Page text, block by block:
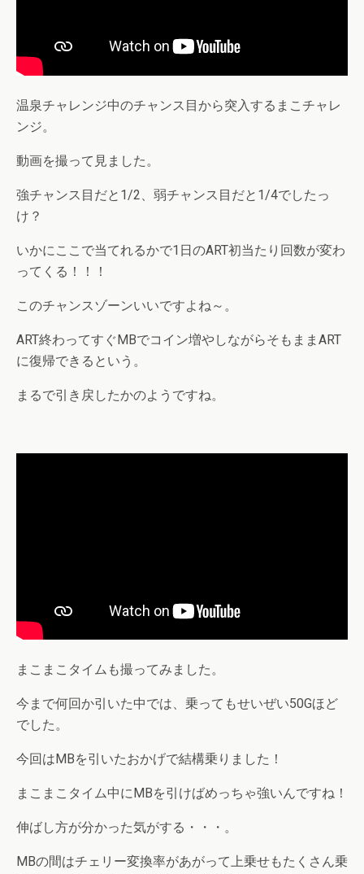
温泉チャレンジ中のチャンス目から突入するまこチャレ
ンジ。
動画を撮って見ました。
強チャンス目だと1/2、弱チャンス目だと1/4でしたっ
け？
いかにここで当てれるかで1日のART初当たり回数が変わ
ってくる！！！
このチャンスゾーンいいですよね～。
ART終わってすぐMBでコイン増やしながらそもままART
に復帰できるという。
まるで引き戻したかのようですね。
まこまこタイムも撮ってみました。
今まで何回か引いた中では、乗ってもせいぜい50Gほど
でした。
今回はMBを引いたおかげで結構乗りました！
まこまこタイム中にMBを引けばめっちゃ強いんですね！
伸ばし方が分かった気がする・・・。
MBの間はチェリー変換率があがって上乗せもたくさん乗